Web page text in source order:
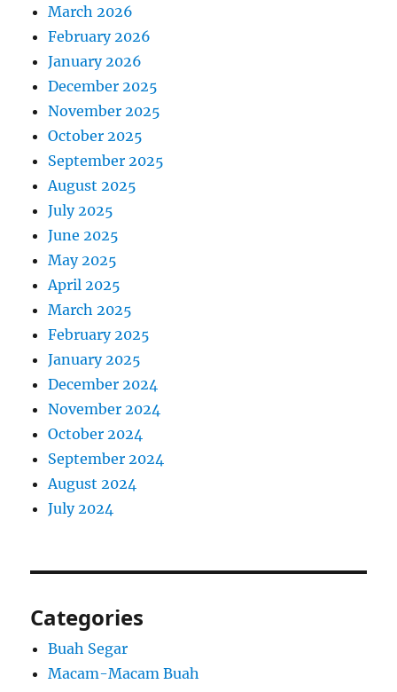
March 2026
February 2026
January 2026
December 2025
November 2025
October 2025
September 2025
August 2025
July 2025
June 2025
May 2025
April 2025
March 2025
February 2025
January 2025
December 2024
November 2024
October 2024
September 2024
August 2024
July 2024
Categories
Buah Segar
Macam-Macam Buah